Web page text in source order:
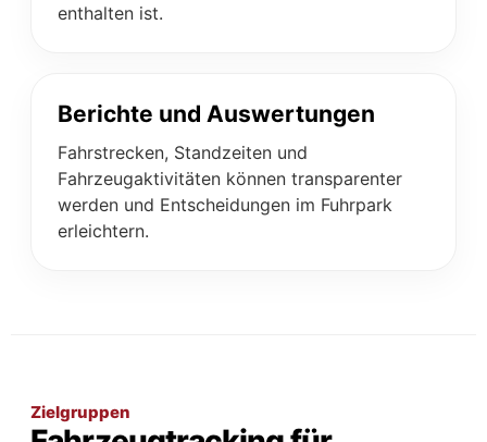
enthalten ist.
Berichte und Auswertungen
Fahrstrecken, Standzeiten und
Fahrzeugaktivitäten können transparenter
werden und Entscheidungen im Fuhrpark
erleichtern.
Zielgruppen